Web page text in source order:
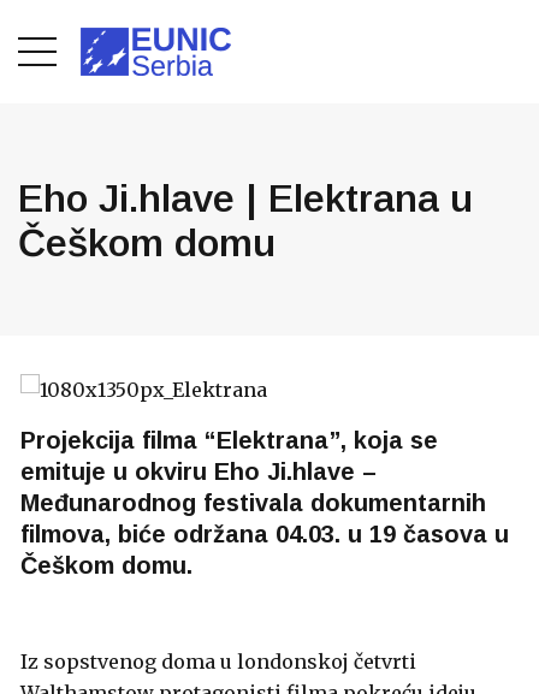
Eho Ji.hlave | Elektrana u
Češkom domu
Projekcija filma “Elektrana”, koja se
emituje u okviru Eho Ji.hlave –
Međunarodnog festivala dokumentarnih
filmova, biće održana 04.03. u 19 časova u
Češkom domu.
Iz sopstvenog doma u londonskoj četvrti